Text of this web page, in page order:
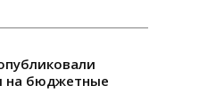
на бюджетные